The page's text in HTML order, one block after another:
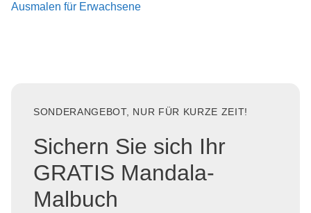
Ausmalen für Erwachsene
SONDERANGEBOT, NUR FÜR KURZE ZEIT!
Sichern Sie sich Ihr
GRATIS Mandala-
Malbuch